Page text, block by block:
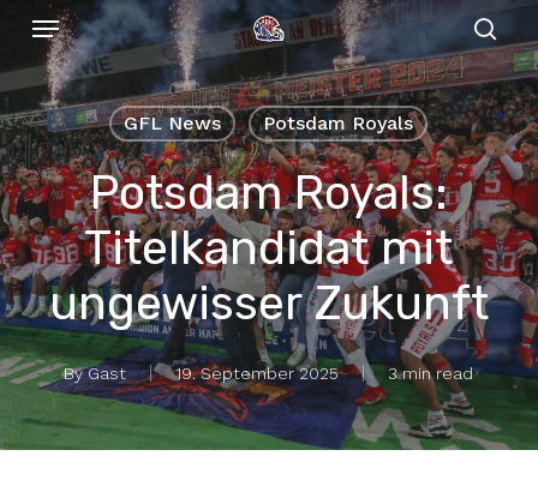
Skip
main
content
Menu
GFL News Potsdam Royals
Potsdam Royals:
Titelkandidat mit
ungewisser Zukunft
By Gast 19. September 2025 3 min read